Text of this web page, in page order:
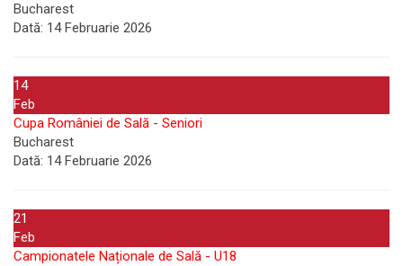
Bucharest
Dată: 14 Februarie 2026
14
Feb
Cupa României de Sală - Seniori
Bucharest
Dată: 14 Februarie 2026
21
Feb
Campionatele Naționale de Sală - U18